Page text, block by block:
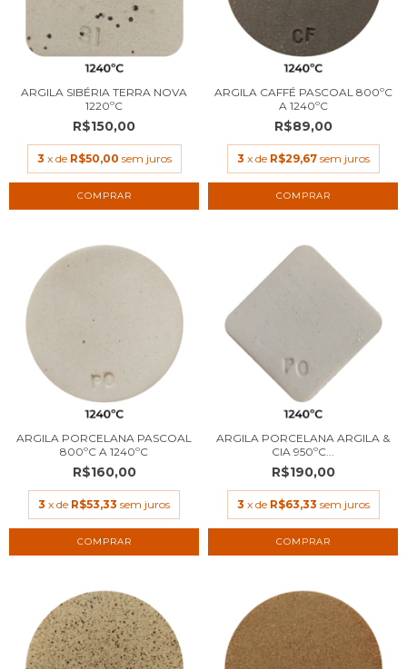
ARGILA SIBÉRIA TERRA NOVA
1220ºC
R$150,00
3 x de R$50,00 sem juros
COMPRAR
ARGILA CAFFÉ PASCOAL 800ºC
A 1240ºC
R$89,00
3 x de R$29,67 sem juros
COMPRAR
ARGILA PORCELANA PASCOAL
800ºC A 1240ºC
R$160,00
3 x de R$53,33 sem juros
COMPRAR
ARGILA PORCELANA ARGILA &
CIA 950ºC...
R$190,00
3 x de R$63,33 sem juros
COMPRAR